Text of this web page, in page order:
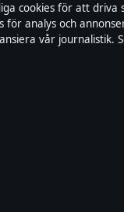
cookies för att driva
för analys och
vår journalistik.